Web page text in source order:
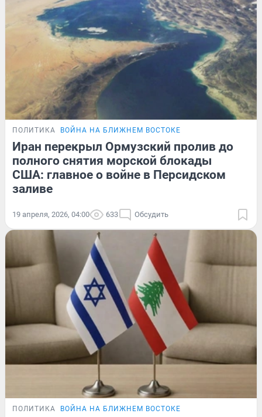
ПОЛИТИКА ВОЙНА НА БЛИЖНЕМ ВОСТОКЕ
Иран перекрыл Ормузский пролив до
полного снятия морской блокады
США: главное о войне в Персидском
заливе
19 апреля, 2026, 04:00 633 Обсудить
ПОЛИТИКА ВОЙНА НА БЛИЖНЕМ ВОСТОКЕ